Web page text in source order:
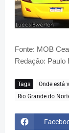
Fonte: MOB
Redação: Paulo
Tags Onde está
Rio Grande do